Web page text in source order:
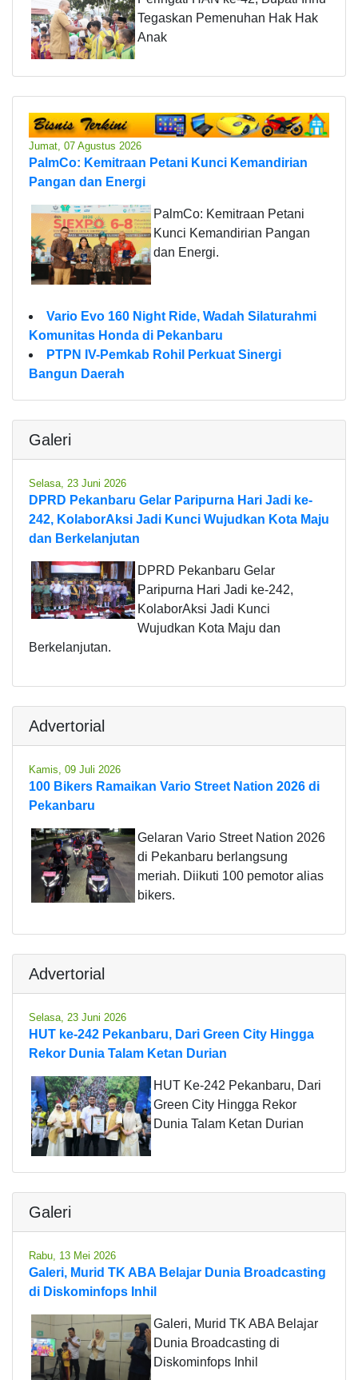
Tegaskan Pemenuhan Hak Hak
Anak
Jumat, 07 Agustus 2026
PalmCo: Kemitraan Petani Kunci Kemandirian
Pangan dan Energi
PalmCo: Kemitraan Petani
Kunci Kemandirian Pangan
dan Energi.
Vario Evo 160 Night Ride, Wadah Silaturahmi
Komunitas Honda di Pekanbaru
PTPN IV-Pemkab Rohil Perkuat Sinergi
Bangun Daerah
Galeri
Selasa, 23 Juni 2026
DPRD Pekanbaru Gelar Paripurna Hari Jadi ke-
242, KolaborAksi Jadi Kunci Wujudkan Kota Maju
dan Berkelanjutan
DPRD Pekanbaru Gelar
Paripurna Hari Jadi ke-242,
KolaborAksi Jadi Kunci
Wujudkan Kota Maju dan
Berkelanjutan.
Advertorial
Kamis, 09 Juli 2026
100 Bikers Ramaikan Vario Street Nation 2026 di
Pekanbaru
Gelaran Vario Street Nation 2026
di Pekanbaru berlangsung
meriah. Diikuti 100 pemotor alias
bikers.
Advertorial
Selasa, 23 Juni 2026
HUT ke-242 Pekanbaru, Dari Green City Hingga
Rekor Dunia Talam Ketan Durian
HUT Ke-242 Pekanbaru, Dari
Green City Hingga Rekor
Dunia Talam Ketan Durian
Galeri
Rabu, 13 Mei 2026
Galeri, Murid TK ABA Belajar Dunia Broadcasting
di Diskominfops Inhil
Galeri, Murid TK ABA Belajar
Dunia Broadcasting di
Diskominfops Inhil